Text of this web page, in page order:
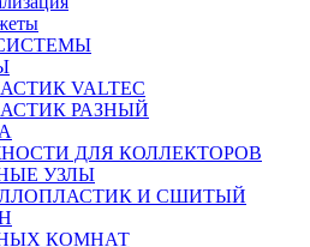
VALTEC
РАЗНЫЙ
ДЛЯ КОЛЛЕКТОРОВ
УЗЛЫ
И СШИТЫЙ
КОМНАТ